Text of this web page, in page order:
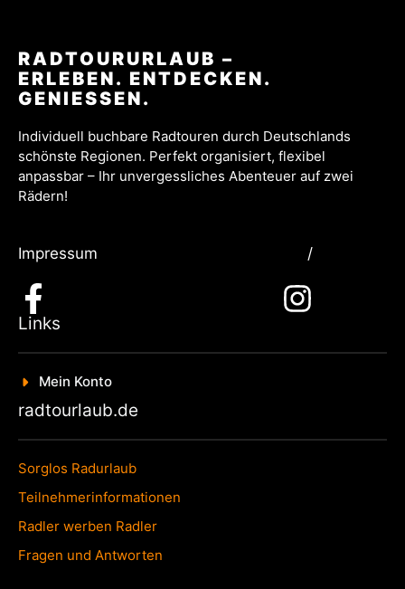
RADTOURURLAUB –
ERLEBEN. ENTDECKEN.
GENIESSEN.
Individuell buchbare Radtouren durch Deutschlands
schönste Regionen. Perfekt organisiert, flexibel
anpassbar – Ihr unvergessliches Abenteuer auf zwei
Rädern!
Impressum /
Links
Mein Konto
radtourlaub.de
Sorglos Radurlaub
Teilnehmerinformationen
Radler werben Radler
Fragen und Antworten